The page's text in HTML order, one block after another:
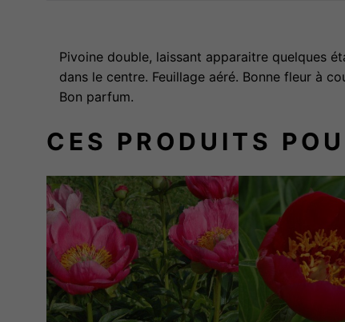
Pivoine double, laissant apparaitre quelques
dans le centre. Feuillage aéré. Bonne fleur à
Bon parfum.
CES PRODUITS